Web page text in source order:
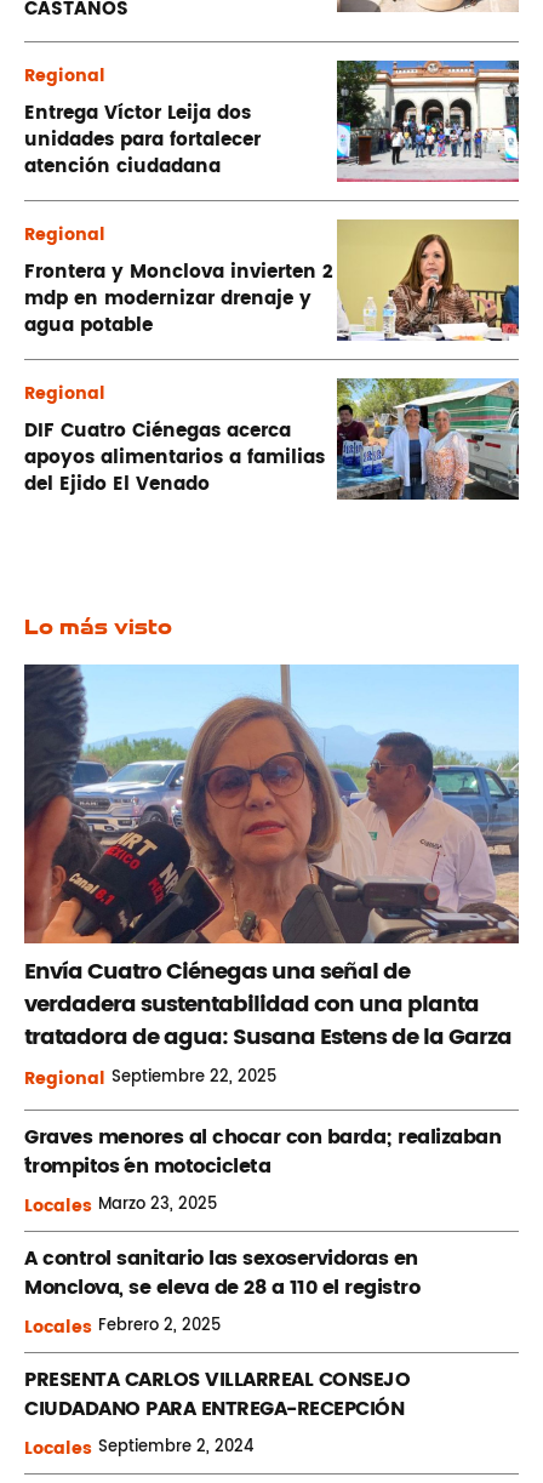
CASTAÑOS
Regional
Entrega Víctor Leija dos
unidades para fortalecer
atención ciudadana
Regional
Frontera y Monclova invierten 2
mdp en modernizar drenaje y
agua potable
Regional
DIF Cuatro Ciénegas acerca
apoyos alimentarios a familias
del Ejido El Venado
Lo más visto
Envía Cuatro Ciénegas una señal de
verdadera sustentabilidad con una planta
tratadora de agua: Susana Estens de la Garza
Regional Septiembre22, 2025
Graves menores al chocar con barda; realizaban
´trompitos ´en motocicleta
Locales Marzo23, 2025
A control sanitario las sexoservidoras en
Monclova, se eleva de 28 a 110 el registro
Locales Febrero2, 2025
PRESENTA CARLOS VILLARREAL CONSEJO
CIUDADANO PARA ENTREGA-RECEPCIÓN
Locales Septiembre2, 2024